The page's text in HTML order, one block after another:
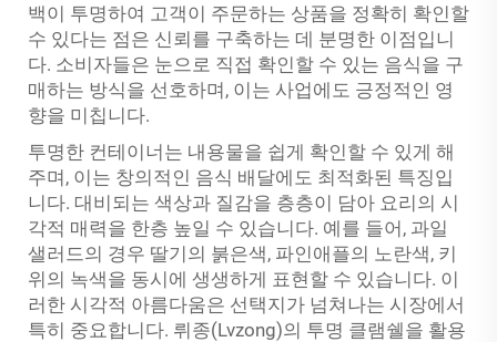
백이 투명하여 고객이 주문하는 상품을 정확히 확인할
수 있다는 점은 신뢰를 구축하는 데 분명한 이점입니
다. 소비자들은 눈으로 직접 확인할 수 있는 음식을 구
매하는 방식을 선호하며, 이는 사업에도 긍정적인 영
향을 미칩니다.
투명한 컨테이너는 내용물을 쉽게 확인할 수 있게 해
주며, 이는 창의적인 음식 배달에도 최적화된 특징입
니다. 대비되는 색상과 질감을 층층이 담아 요리의 시
각적 매력을 한층 높일 수 있습니다. 예를 들어, 과일
샐러드의 경우 딸기의 붉은색, 파인애플의 노란색, 키
위의 녹색을 동시에 생생하게 표현할 수 있습니다. 이
러한 시각적 아름다움은 선택지가 넘쳐나는 시장에서
특히 중요합니다. 뤼종(Lvzong)의 투명 클램쉘을 활용